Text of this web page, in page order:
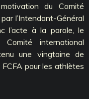
du Comité
l’Intendant-Général
l’acte à la parole, le
international
une vingtaine de
pour les athlètes